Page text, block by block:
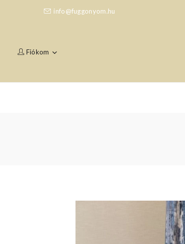
info@fuggonyom.hu
Fiókom